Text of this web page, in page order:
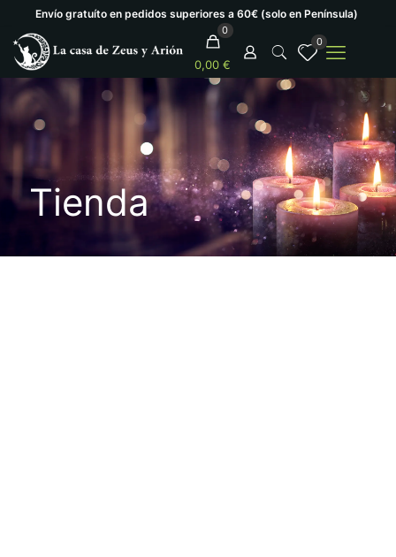
Envío gratuíto en pedidos superiores a 60€ (solo en Península)
0
0,00 €
0
Tienda